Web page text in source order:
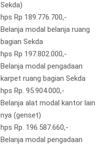
Sekda)
hps Rp 189.776.700,-
Belanja modal belanja ruang
bagian Sekda
hps Rp 197.802.000,-
Belanja modal pengadaan
karpet ruang bagian Sekda
hps Rp. 95.904.000,-
Belanja alat modal kantor lain
nya (genset)
hps Rp. 196.587.660,-
Belanja modal pengadaan